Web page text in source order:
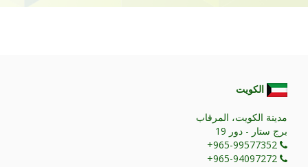
الكويت
مدينة الكويت، المرقاب
برج ستار - دور 19
+965-99577352
+965-94097272